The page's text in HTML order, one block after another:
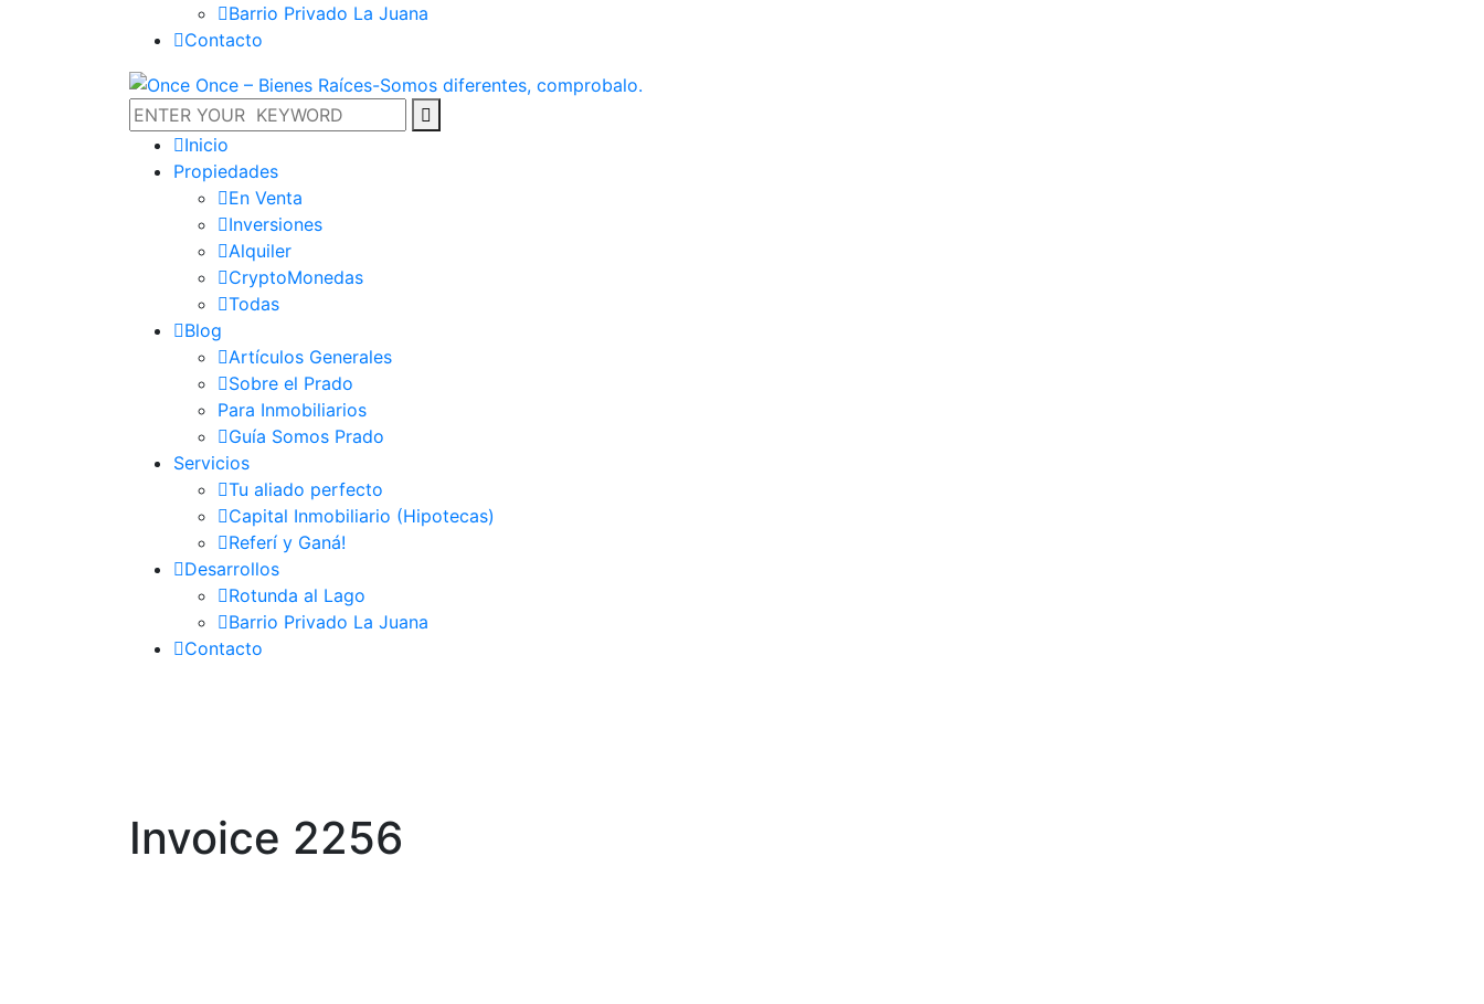
Barrio Privado La Juana
Contacto
Inicio
Propiedades
En Venta
Inversiones
Alquiler
CryptoMonedas
Todas
Blog
Artículos Generales
Sobre el Prado
Para Inmobiliarios
Guía Somos Prado
Servicios
Tu aliado perfecto
Capital Inmobiliario (Hipotecas)
Referí y Ganá!
Desarrollos
Rotunda al Lago
Barrio Privado La Juana
Contacto
Invoice 2256